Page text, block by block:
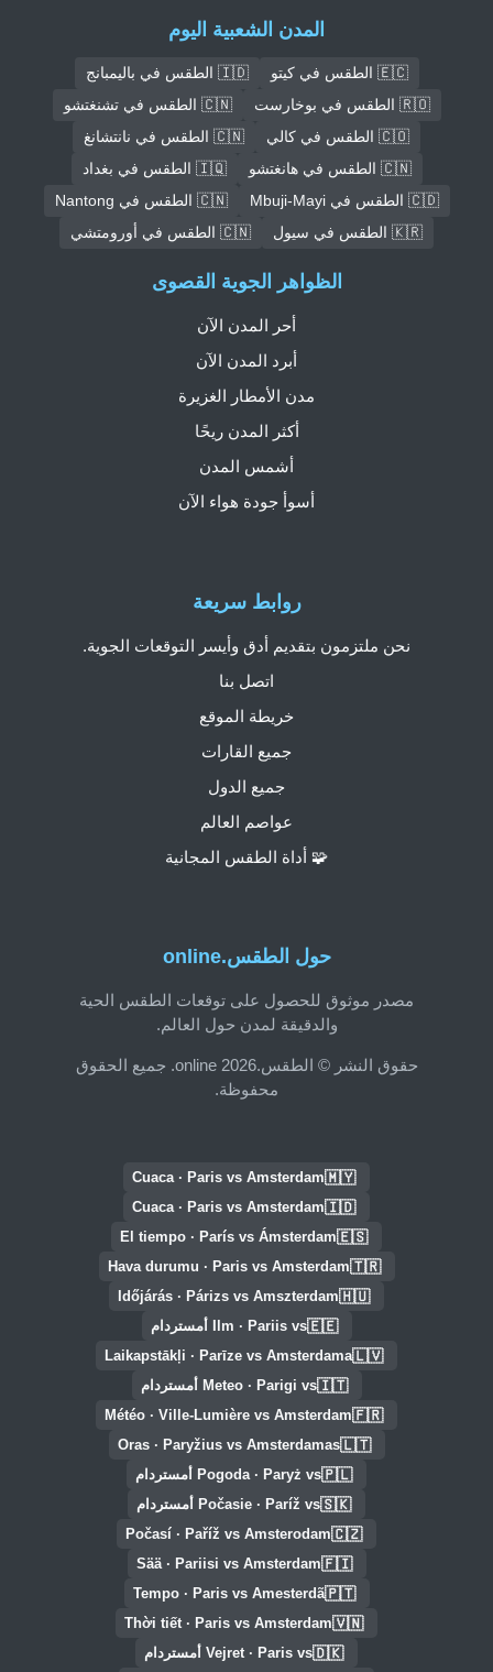
المدن الشعبية اليوم
🇪🇨 الطقس في كيتو
🇮🇩 الطقس في باليمبانج
🇷🇴 الطقس في بوخارست
🇨🇳 الطقس في تشنغتشو
🇨🇴 الطقس في كالي
🇨🇳 الطقس في نانتشانغ
🇨🇳 الطقس في هانغتشو
🇮🇶 الطقس في بغداد
🇨🇩 الطقس في Mbuji-Mayi
🇨🇳 الطقس في Nantong
🇰🇷 الطقس في سيول
🇨🇳 الطقس في أورومتشي
حول الطقس.online
مصدر موثوق للحصول على توقعات الطقس الحية
والدقيقة لمدن حول العالم.
حقوق النشر © الطقس.online 2026. جميع الحقوق
محفوظة.
روابط سريعة
نحن ملتزمون بتقديم أدق وأيسر التوقعات الجوية.
اتصل بنا
خريطة الموقع
جميع القارات
جميع الدول
عواصم العالم
🧩 أداة الطقس المجانية
الظواهر الجوية القصوى
أحر المدن الآن
أبرد المدن الآن
مدن الأمطار الغزيرة
أكثر المدن ريحًا
أشمس المدن
أسوأ جودة هواء الآن
🇲🇾
Cuaca · Paris vs Amsterdam
🇮🇩
Cuaca · Paris vs Amsterdam
🇪🇸
El tiempo · París vs Ámsterdam
🇹🇷
Hava durumu · Paris vs Amsterdam
🇭🇺
Időjárás · Párizs vs Amszterdam
🇪🇪Ilm · Pariis vs أمستردام
🇱🇻
Laikapstākļi · Parīze vs Amsterdama
🇮🇹Meteo · Parigi vs أمستردام
🇫🇷
Météo · Ville-Lumière vs Amsterdam
🇱🇹
Oras · Paryžius vs Amsterdamas
🇵🇱Pogoda · Paryż vs أمستردام
🇸🇰Počasie · Paríž vs أمستردام
🇨🇿
Počasí · Paříž vs Amsterodam
🇫🇮
Sää · Pariisi vs Amsterdam
🇵🇹
Tempo · Paris vs Amesterdã
🇻🇳
Thời tiết · Paris vs Amsterdam
🇩🇰Vejret · Paris vs أمستردام